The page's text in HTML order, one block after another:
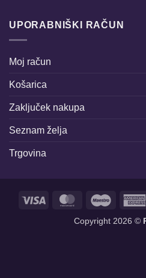
UPORABNIŠKI RAČUN
Moj račun
Košarica
Zaključek nakupa
Seznam želja
Trgovina
Visa MasterCardMaestro
Copyright 2026 ©